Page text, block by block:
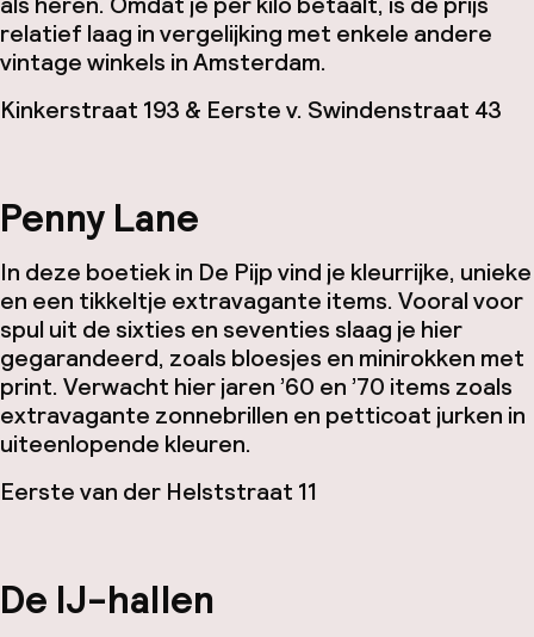
relatief laag in vergelijking met enkele andere
vintage winkels in Amsterdam.
Kinkerstraat 193 & Eerste v. Swindenstraat 43
Penny Lane
In deze boetiek in De Pijp vind je kleurrijke, unieke
en een tikkeltje extravagante items. Vooral voor
spul uit de sixties en seventies slaag je hier
gegarandeerd, zoals bloesjes en minirokken met
print. Verwacht hier jaren ’60 en ’70 items zoals
extravagante zonnebrillen en petticoat jurken in
uiteenlopende kleuren.
Eerste van der Helststraat 11
De IJ-hallen